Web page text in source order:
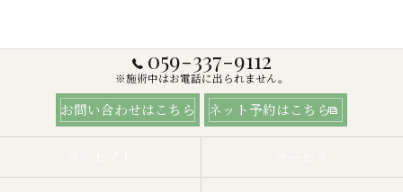
059-337-9112
※施術中はお電話に出られません。
お問い合わせはこちら ネット予約はこちら